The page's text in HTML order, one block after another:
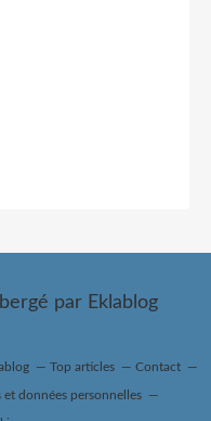
par Eklablog
Top articles Contact
et données personnelles